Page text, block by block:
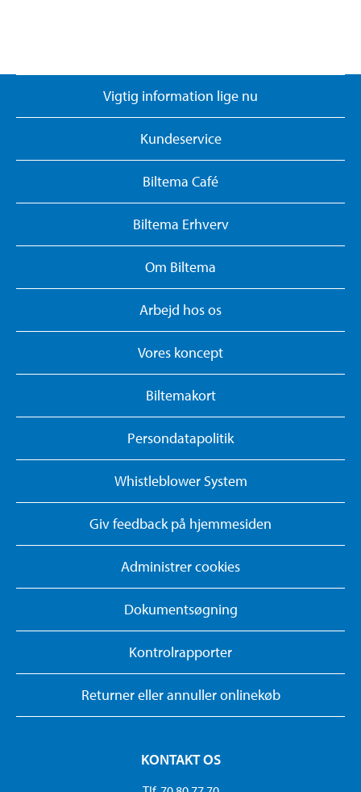
Vigtig information lige nu
Kundeservice
Biltema Café
Biltema Erhverv
Om Biltema
Arbejd hos os
Vores koncept
Biltemakort
Persondatapolitik
Whistleblower System
Giv feedback på hjemmesiden
Administrer cookies
Dokumentsøgning
Kontrolrapporter
Returner eller annuller onlinekøb
KONTAKT OS